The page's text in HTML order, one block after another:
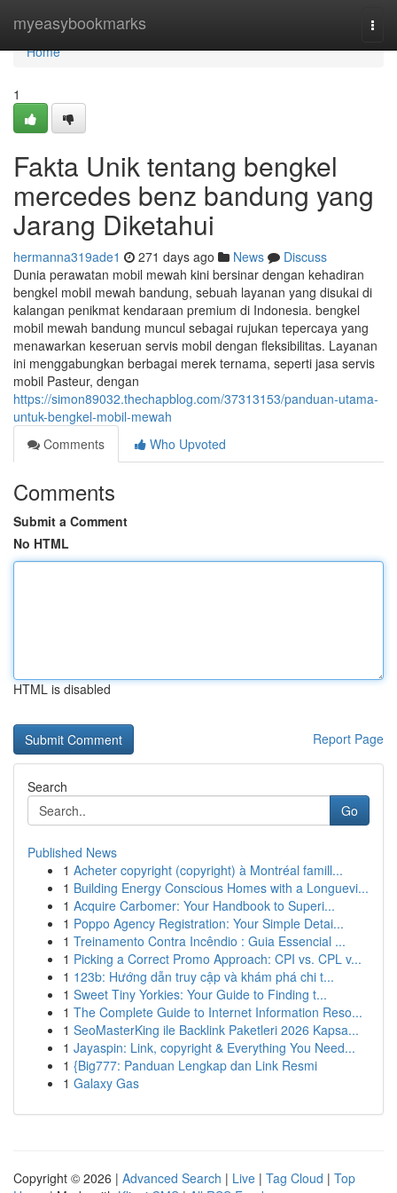
myeasybookmarks
Home
Home
1
Fakta Unik tentang bengkel
mercedes benz bandung yang
Jarang Diketahui
hermanna319ade1 271 days ago News
Discuss
Dunia perawatan mobil mewah kini bersinar dengan kehadiran
bengkel mobil mewah bandung, sebuah layanan yang disukai di
kalangan penikmat kendaraan premium di Indonesia. bengkel
mobil mewah bandung muncul sebagai rujukan tepercaya yang
menawarkan keseruan servis mobil dengan fleksibilitas. Layanan
ini menggabungkan berbagai merek ternama, seperti jasa servis
mobil Pasteur, dengan
https://simon89032.thechapblog.com/37313153/panduan-utama-
untuk-bengkel-mobil-mewah
Comments
Who Upvoted
Comments
Submit a Comment
No HTML
HTML is disabled
Report Page
Search
Go
Published News
1 Acheter copyright (copyright) à Montréal famill...
1 Building Energy Conscious Homes with a Longuevi...
1 Acquire Carbomer: Your Handbook to Superi...
1 Poppo Agency Registration: Your Simple Detai...
1 Treinamento Contra Incêndio : Guia Essencial ...
1 Picking a Correct Promo Approach: CPI vs. CPL v...
1 123b: Hướng dẫn truy cập và khám phá chi t...
1 Sweet Tiny Yorkies: Your Guide to Finding t...
1 The Complete Guide to Internet Information Reso...
1 SeoMasterKing ile Backlink Paketleri 2026 Kapsa...
1 Jayaspin: Link, copyright & Everything You Need...
1 {Big777: Panduan Lengkap dan Link Resmi
1 Galaxy Gas
Copyright © 2026 | Advanced Search | Live | Tag Cloud | Top